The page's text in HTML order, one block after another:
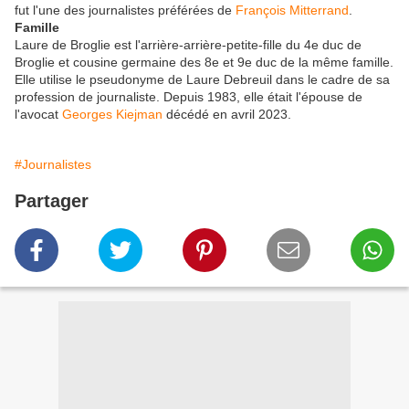
fut l'une des journalistes préférées de François Mitterrand
Famille
Laure de Broglie est l'arrière-arrière-petite-fille du 4e duc de
Broglie et cousine germaine des 8e et 9e duc de la même famille.
Elle utilise le pseudonyme de Laure Debreuil dans le cadre de sa
profession de journaliste. Depuis 1983, elle était l'épouse de
l'avocat Georges Kiejman décédé en avril 2023.
#Journalistes
Partager